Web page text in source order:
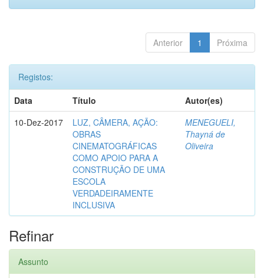
Anterior 1 Próxima
Registos:
Data
Título
Autor(es)
10-Dez-2017
LUZ, CÂMERA, AÇÃO:
OBRAS
CINEMATOGRÁFICAS
COMO APOIO PARA A
CONSTRUÇÃO DE UMA
ESCOLA
VERDADEIRAMENTE
INCLUSIVA
MENEGUELI,
Thayná de
Oliveira
Refinar
Assunto